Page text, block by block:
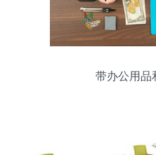
带办公用品